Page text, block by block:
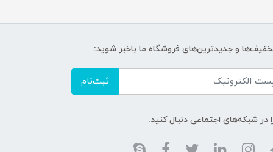
و جدیدترین‌های فروشگاه ما باخبر شوید:
ثبت‌نام
در شبکه‌های اجتماعی دنبال کنید: